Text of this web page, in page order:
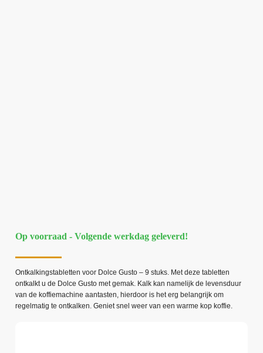
Op voorraad - Volgende werkdag geleverd!
Ontkalkingstabletten voor Dolce Gusto – 9 stuks. Met deze tabletten
ontkalkt u de Dolce Gusto met gemak. Kalk kan namelijk de levensduur
van de koffiemachine aantasten, hierdoor is het erg belangrijk om
regelmatig te ontkalken. Geniet snel weer van een warme kop koffie.